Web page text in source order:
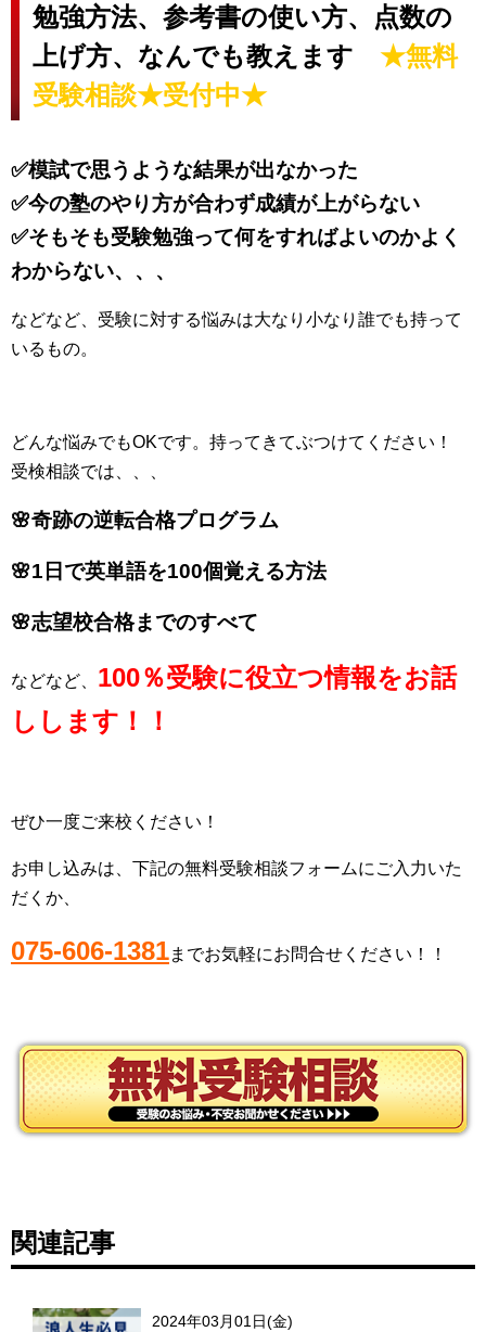
勉強方法、参考書の使い方、点数の
上げ方、なんでも教えます ★無料
受験相談★受付中★
✅模試で思うような結果が出なかった
✅今の塾のやり方が合わず成績が上がらない
✅そもそも受験勉強って何をすればよいのかよく
わからない、、、
などなど、受験に対する悩みは大なり小なり誰でも持って
いるもの。
どんな悩みでもOKです。持ってきてぶつけてください！
受検相談では、、、
🌸奇跡の逆転合格プログラム
🌸1日で英単語を100個覚える方法
🌸志望校合格までのすべて
などなど、 100％受験に役立つ情報をお話
しします！！
ぜひ一度ご来校ください！
お申し込みは、下記の無料受験相談フォームにご入力いた
だくか、
075-606-1381までお気軽にお問合せください！！
関連記事
2024年03月01日(金)